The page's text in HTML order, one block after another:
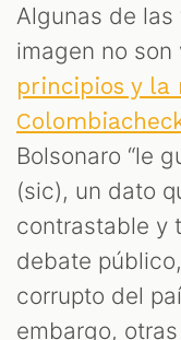
Algunas de
imagen no
principios y la
Bolsonaro “le
(sic), un dato
contrastable y
debate
corrupto del
embargo,